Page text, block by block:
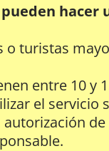
hacer
o turistas
entre 10 y
el servicio
autorización de